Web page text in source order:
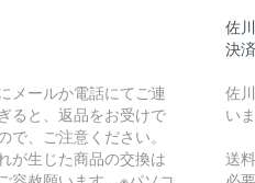
メールか電話にてご連
ると、返品をお受けで
で、ご注意ください。
が生じた商品の交換は
佐
決
佐
い
送